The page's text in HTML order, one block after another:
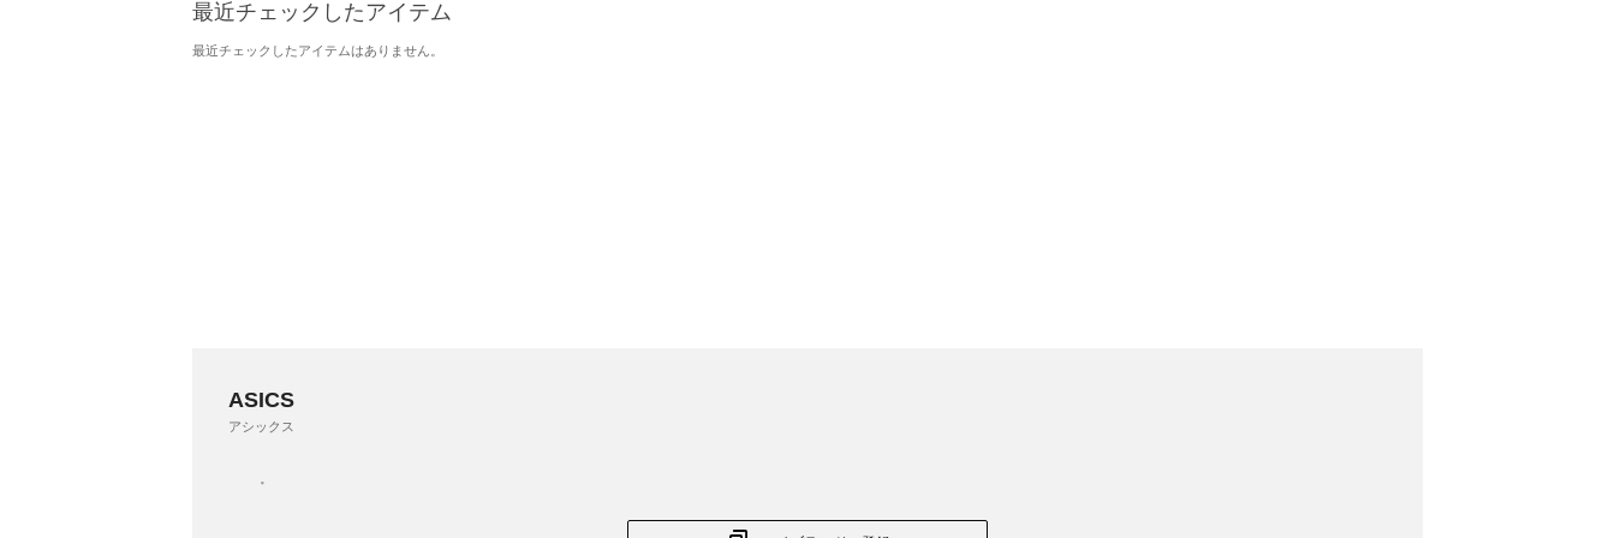
最近チェックしたアイテム
最近チェックしたアイテムはありません。
ASICS
アシックス